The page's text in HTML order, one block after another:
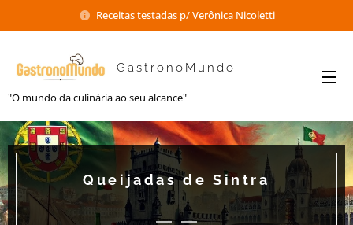
Receitas testadas p/ Verônica Nicoletti
GastronoMundo
"O mundo da culinária ao seu alcance"
Queijadas de Sintra